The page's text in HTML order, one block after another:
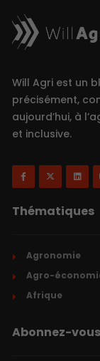
Will Agri est un
précisément,
aujourd’hui, à
et inclusive.
Thématiques
Agronomie
Agro-
Afrique
Abonnez-